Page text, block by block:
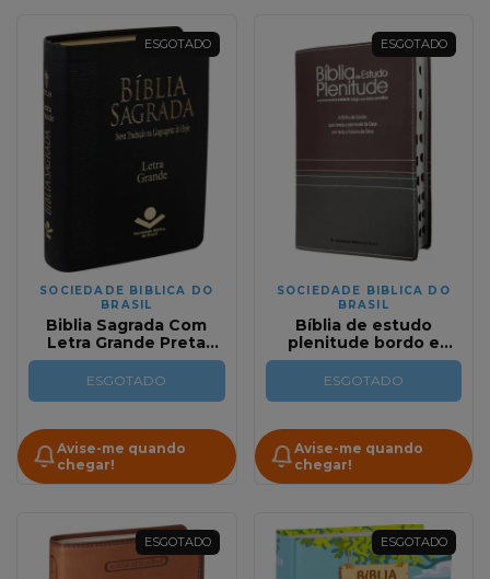
ESGOTADO
SOCIEDADE BIBLICA DO
BRASIL
Biblia Sagrada Com
Letra Grande Preta
Formato Compacto
NTLH
ESGOTADO
Avise-me quando
chegar!
ESGOTADO
SOCIEDADE BIBLICA DO
BRASIL
Bíblia de estudo
plenitude bordo e
chumbo RC - Editora
SBB
ESGOTADO
Avise-me quando
chegar!
ESGOTADO ESGOTADO